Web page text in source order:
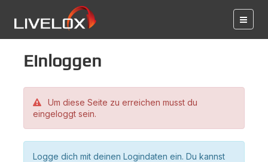
Einloggen
Um diese Seite zu erreichen musst du
eingeloggt sein.
Logge dich mit deinen Logindaten ein. Du kannst